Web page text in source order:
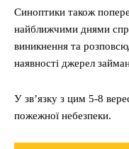
Синоптики також
найближчими днями
виникнення та
наявності джерел
У зв’язку з цим 5-8
пожежної небезпеки.